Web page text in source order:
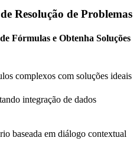
Resolução de Problemas
Fórmulas e Obtenha Soluções
complexos com soluções ideais
integração de dados
baseada em diálogo contextual